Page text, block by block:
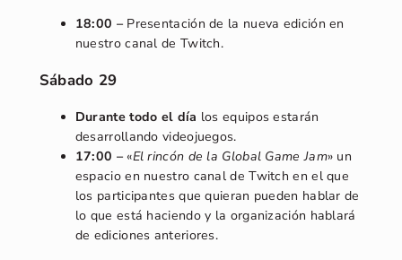
18:00 –Presentación de la nueva edición en
nuestro canal de Twitch.
Sábado 29
Durante todo el día los equipos estarán
desarrollando videojuegos.
17:00 –«El rincón de la Global Game Jam» un
espacio en nuestro canal de Twitch en el que
los participantes que quieran pueden hablar de
lo que está haciendo y la organización hablará
de ediciones anteriores.